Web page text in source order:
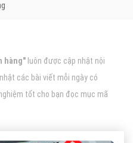
hàng" luôn được cập nhật nội
các bài viết mỗi ngày có
tốt cho bạn đọc mục mã